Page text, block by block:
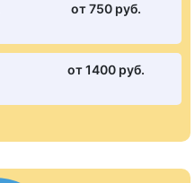
от 750 pуб.
от 1400 pуб.